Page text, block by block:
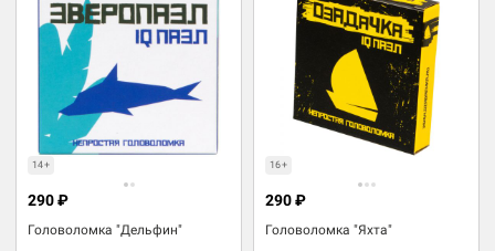
14+
Головоломка "Дельфин"
290 ₽
16+
Головоломка "Яхта"
290 ₽